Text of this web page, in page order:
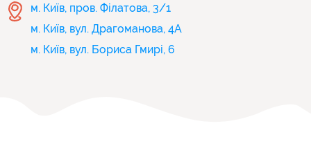
м. Київ, пров. Філатова, 3/1
м. Київ, вул. Драгоманова, 4А
м. Київ, вул. Бориса Гмирі, 6